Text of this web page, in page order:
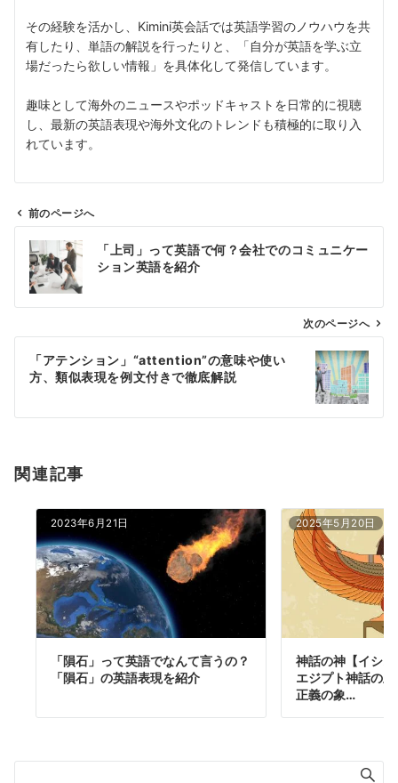
その経験を活かし、Kimini英会話では英語学習のノウハウを共
有したり、単語の解説を行ったりと、「自分が英語を学ぶ立
場だったら欲しい情報」を具体化して発信しています。
趣味として海外のニュースやポッドキャストを日常的に視聴
し、最新の英語表現や海外文化のトレンドも積極的に取り入
れています。
ン
前のページへ
「上司」って英語で何？会社でのコミュニケー
ション英語を紹介
次のページへ
「アテンション」“attention”の意味や使い
方、類似表現を例文付きで徹底解説
関連記事
2023年6月21日
「隕石」って英語でなんて言うの？
「隕石」の英語表現を紹介
2025年5月20日
神話の神【イシ
エジプト神話の
正義の象…